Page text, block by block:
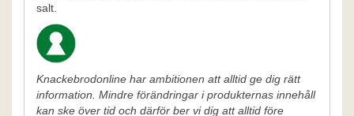
salt.
Knackebrodonline har ambitionen att alltid ge dig rätt
information. Mindre förändringar i produkternas innehåll
kan ske över tid och därför ber vi dig att alltid före